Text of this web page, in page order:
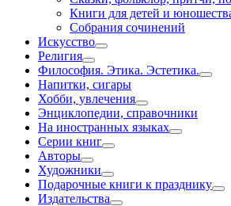
Книги для детей и
Собрания сочинений
Искусство
Религия
Философия. Этика. Эстетика.
Напитки, сигары
Хобби, увлечения
Энциклопедии, справочники
На иностранных языках
Серии книг
Авторы
Художники
Подарочные книги к празднику
Издательства